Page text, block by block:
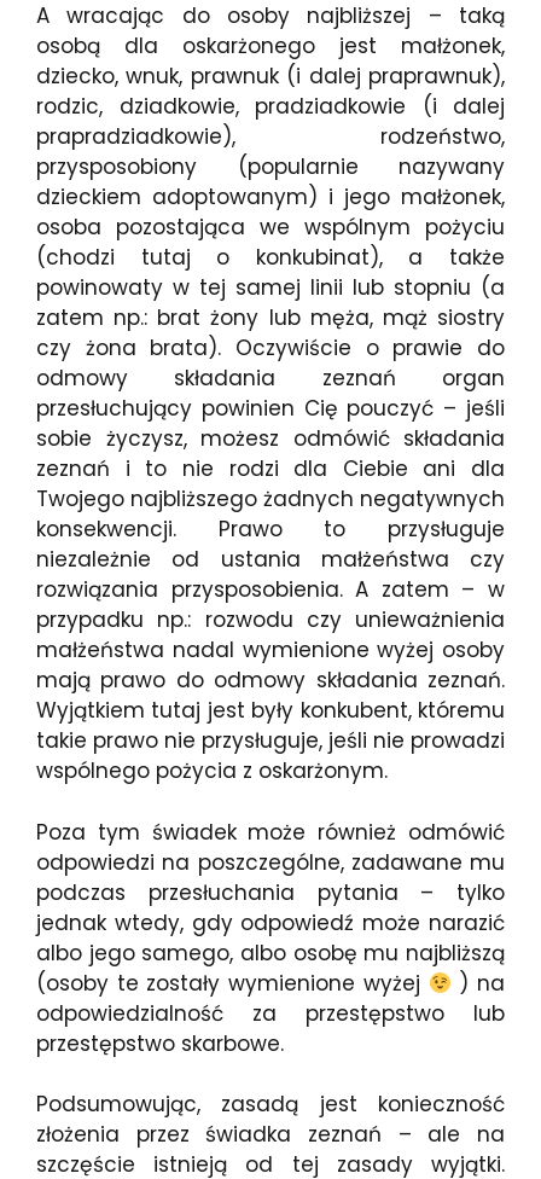
A wracając do osoby najbliższej – taką
osobą dla oskarżonego jest małżonek,
dziecko, wnuk, prawnuk (i dalej praprawnuk),
rodzic, dziadkowie, pradziadkowie (i dalej
prapradziadkowie), rodzeństwo,
przysposobiony (popularnie nazywany
dzieckiem adoptowanym) i jego małżonek,
osoba pozostająca we wspólnym pożyciu
(chodzi tutaj o konkubinat), a także
powinowaty w tej samej linii lub stopniu (a
zatem np.: brat żony lub męża, mąż siostry
czy żona brata). Oczywiście o prawie do
odmowy składania zeznań organ
przesłuchujący powinien Cię pouczyć – jeśli
sobie życzysz, możesz odmówić składania
zeznań i to nie rodzi dla Ciebie ani dla
Twojego najbliższego żadnych negatywnych
konsekwencji. Prawo to przysługuje
niezależnie od ustania małżeństwa czy
rozwiązania przysposobienia. A zatem – w
przypadku np.: rozwodu czy unieważnienia
małżeństwa nadal wymienione wyżej osoby
mają prawo do odmowy składania zeznań.
Wyjątkiem tutaj jest były konkubent, któremu
takie prawo nie przysługuje, jeśli nie prowadzi
wspólnego pożycia z oskarżonym.
Poza tym świadek może również odmówić
odpowiedzi na poszczególne, zadawane mu
podczas przesłuchania pytania – tylko
jednak wtedy, gdy odpowiedź może narazić
albo jego samego, albo osobę mu najbliższą
(osoby te zostały wymienione wyżej
) na
odpowiedzialność za przestępstwo lub
przestępstwo skarbowe.
Podsumowując, zasadą jest konieczność
złożenia przez świadka zeznań – ale na
szczęście istnieją od tej zasady wyjątki.